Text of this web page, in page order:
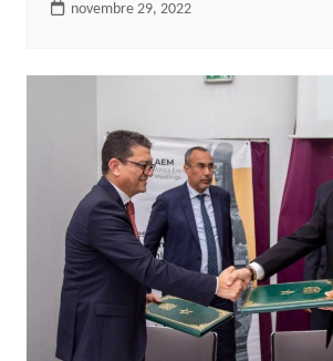
novembre 29, 2022